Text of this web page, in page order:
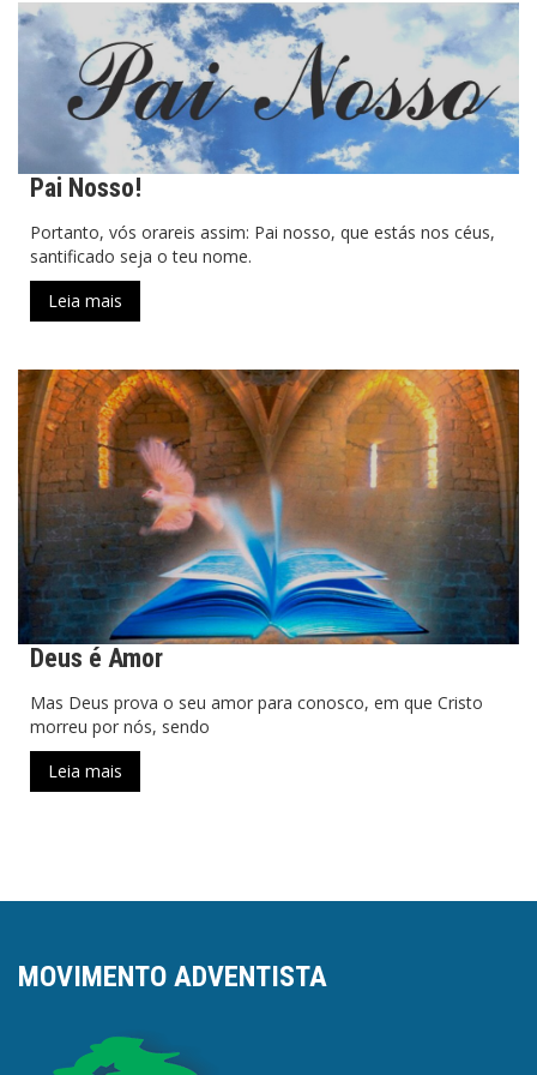
Pai Nosso!
Portanto, vós orareis assim: Pai nosso, que estás nos céus,
santificado seja o teu nome.
Leia mais
Deus é Amor
Mas Deus prova o seu amor para conosco, em que Cristo
morreu por nós, sendo
Leia mais
MOVIMENTO ADVENTISTA